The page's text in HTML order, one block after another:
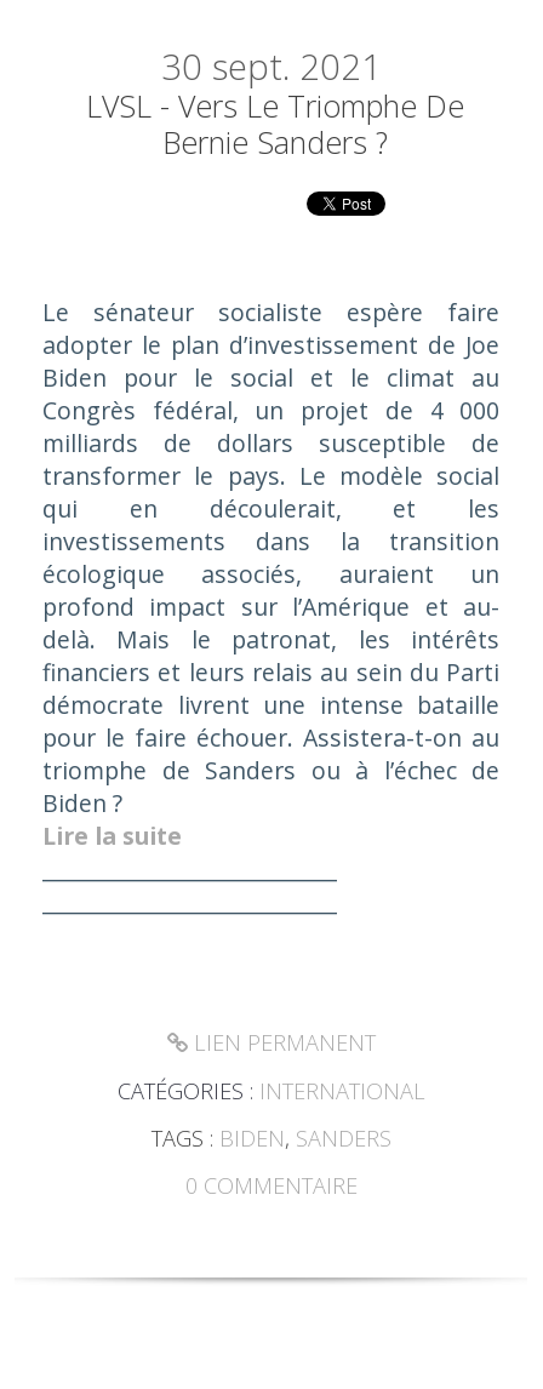
30 sept. 2021
LVSL - Vers Le Triomphe De
Bernie Sanders ?
Le sénateur socialiste espère faire
adopter le plan d’investissement de Joe
Biden pour le social et le climat au
Congrès fédéral, un projet de 4 000
milliards de dollars susceptible de
transformer le pays. Le modèle social
qui en découlerait, et les
investissements dans la transition
écologique associés, auraient un
profond impact sur l’Amérique et au-
delà. Mais le patronat, les intérêts
financiers et leurs relais au sein du Parti
démocrate livrent une intense bataille
pour le faire échouer. Assistera-t-on au
triomphe de Sanders ou à l’échec de
Biden ?
Lire la suite
LIEN PERMANENT
CATÉGORIES : INTERNATIONAL
TAGS : BIDEN, SANDERS
0 COMMENTAIRE